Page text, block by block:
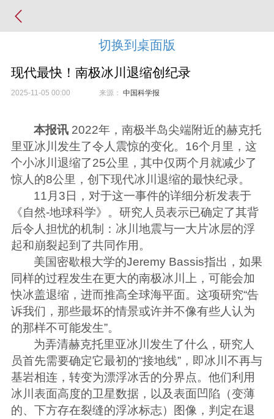
切换到桌面版
现代最快！南极冰川退缩创纪录
2025-11-05 00:00 来源：中国科学报
本报讯 2022年，南极半岛尖端附近的赫克托
里亚冰川发生了令人震惊的变化。16个月里，这
个小冰川退缩了25公里，其中仅两个月就减少了
惊人的8公里，创下现代冰川退缩的最快纪录。
11月3日，对于这一事件的详细分析发表于
《自然-地球科学》。研究人员表示已确定了其背
后令人担忧的机制：冰川地震与一大片冰层的浮
起和崩裂起到了共同作用。
美国密歇根大学的Jeremy Bassis指出，如果
同样的过程发生在更大的南极冰川上，可能会加
快冰盖退缩，进而推高全球海平面。这项研究“告
诉我们，那些最坏的情景或许并不像有些人认为
的那样不可能发生”。
为弄清赫克托里亚冰川发生了什么，研究人
员首先需要确定它最初的“接地线”，即冰川不再与
基岩相连，转变为漂浮冰舌的分界点。他们利用
冰川表面高度的卫星数据，以及表面凹陷（变薄
的、下方存在裂缝的浮冰标志）图像，判定在退